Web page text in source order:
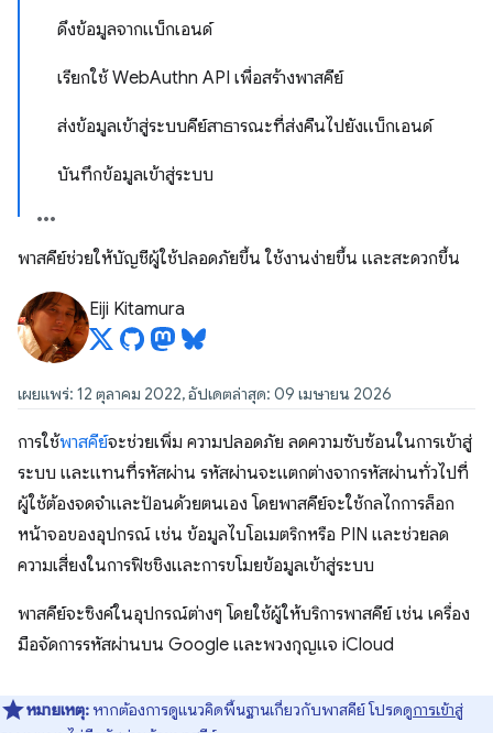
ดึงข้อมูลจากแบ็กเอนด์
เรียกใช้ WebAuthn API เพื่อสร้างพาสคีย์
ส่งข้อมูลเข้าสู่ระบบคีย์สาธารณะที่ส่งคืนไปยังแบ็กเอนด์
บันทึกข้อมูลเข้าสู่ระบบ
พาสคีย์ช่วยให้บัญชีผู้ใช้ปลอดภัยขึ้น ใช้งานง่ายขึ้น และสะดวกขึ้น
Eiji Kitamura
เผยแพร่: 12 ตุลาคม 2022, อัปเดตล่าสุด: 09 เมษายน 2026
การใช้พาสคีย์จะช่วยเพิ่ม ความปลอดภัย ลดความซับซ้อนในการเข้าสู่
ระบบ และแทนที่รหัสผ่าน รหัสผ่านจะแตกต่างจากรหัสผ่านทั่วไปที่
ผู้ใช้ต้องจดจำและป้อนด้วยตนเอง โดยพาสคีย์จะใช้กลไกการล็อก
หน้าจอของอุปกรณ์ เช่น ข้อมูลไบโอเมตริกหรือ PIN และช่วยลด
ความเสี่ยงในการฟิชชิงและการขโมยข้อมูลเข้าสู่ระบบ
พาสคีย์จะซิงค์ในอุปกรณ์ต่างๆ โดยใช้ผู้ให้บริการพาสคีย์ เช่น เครื่อง
มือจัดการรหัสผ่านบน Google และพวงกุญแจ iCloud
หมายเหตุ: หากต้องการดูแนวคิดพื้นฐานเกี่ยวกับพาสคีย์ โปรดดูการเข้าสู่